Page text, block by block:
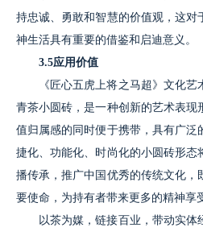
持忠诚、勇敢和智慧的价值观，这对
神生活具有重要的借鉴和启迪意义。
3.5应用价值
《匠心五虎上将之马超》文化
青茶小圆砖，是一种创新的艺术表现
值归属感的同时便于携带，具有广泛
捷化、功能化、时尚化的小圆砖形态
播传承，推广中国优秀的传统文化，
要使命，为持有者带来更多的精神享
以茶为媒，链接百业，带动实